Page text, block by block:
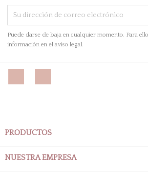
Puede darse de baja en cualquier momento. Para
información en el aviso legal.
PRODUCTOS
NUESTRA EMPRESA